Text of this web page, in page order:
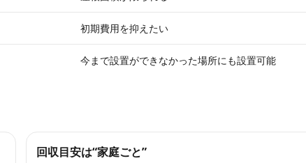
初期費用を抑えたい
今まで設置ができなかった場所にも設置可能
回収目安は“家庭ごと”